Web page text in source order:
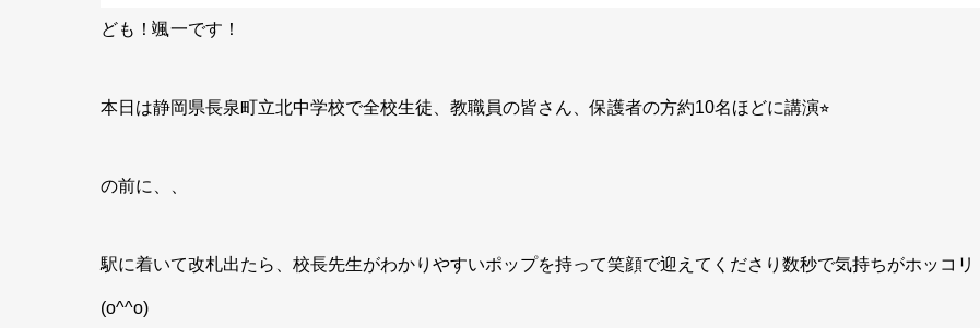
ども！颯一です！
本日は静岡県長泉町立北中学校で全校生徒、教職員の皆さん、保護者の方約10名ほどに講演⭐︎
の前に、、
駅に着いて改札出たら、校長先生がわかりやすいポップを持って笑顔で迎えてくださり数秒で気持ちがホッコリ
(o^^o)